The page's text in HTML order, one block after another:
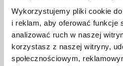
Wykorzystujemy pliki cookie
i reklam, aby oferować funkcje
analizować ruch w naszej
korzystasz z naszej witryny,
społecznościowym,